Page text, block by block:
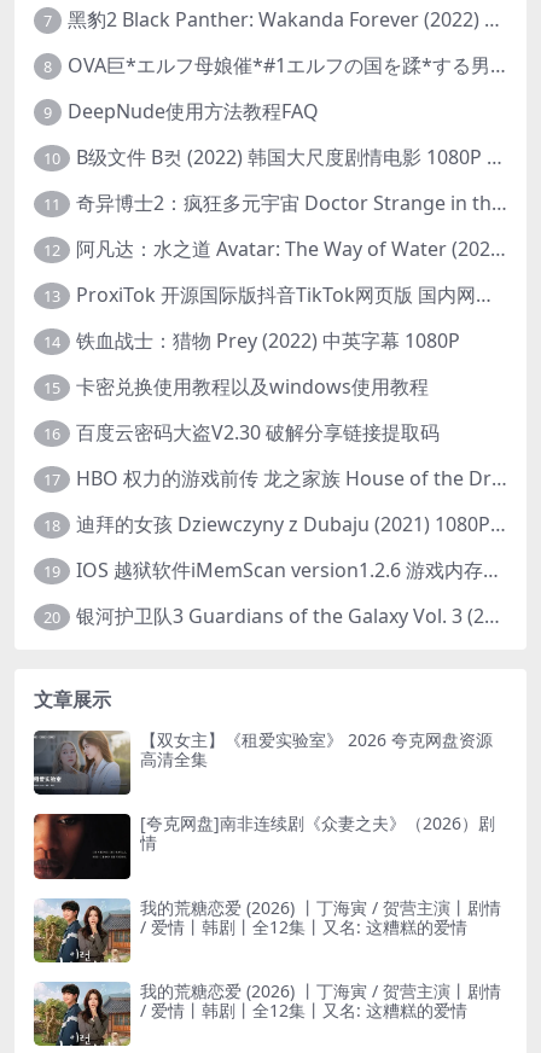
7 黑豹2 Black Panther: Wakanda Forever (2022) 高清版
8 OVA巨*エルフ母娘催*#1エルフの国を蹂*する男。汚された女王と姫
9 DeepNude使用方法教程FAQ
10 B级文件 B컷 (2022) 韩国大尺度剧情电影 1080P 中字
11 奇异博士2：疯狂多元宇宙 Doctor Strange in the Multiverse of Madness (2022) 高清版1080p
12 阿凡达：水之道 Avatar: The Way of Water (2022) 1080p 2k 4k 中文字幕
13 ProxiTok 开源国际版抖音TikTok网页版 国内网络直连
14 铁血战士：猎物 Prey (2022) 中英字幕 1080P
15 卡密兑换使用教程以及windows使用教程
16 百度云密码大盗V2.30 破解分享链接提取码
17 HBO 权力的游戏前传 龙之家族 House of the Dragon (2022) 中字 1080P 更新4集
18 迪拜的女孩 Dziewczyny z Dubaju (2021) 1080P 中字
19 IOS 越狱软件iMemScan version1.2.6 游戏内存修改器
20 银河护卫队3 Guardians of the Galaxy Vol. 3 (2023)4K高清资源1080p只分享精品
文章展示
【双女主】《租爱实验室》 2026 夸克网盘资源
高清全集
[夸克网盘]南非连续剧《众妻之夫》（2026）剧
情
我的荒糖恋爱 (2026) 丨丁海寅 / 贺营主演丨剧情
/ 爱情丨韩剧丨全12集丨又名: 这糟糕的爱情
我的荒糖恋爱 (2026) 丨丁海寅 / 贺营主演丨剧情
/ 爱情丨韩剧丨全12集丨又名: 这糟糕的爱情